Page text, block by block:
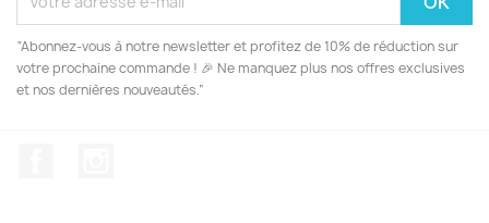
“Abonnez-vous à notre newsletter et profitez de 10% de réduction sur
votre prochaine commande ! 🎉 Ne manquez plus nos offres exclusives
et nos dernières nouveautés.”